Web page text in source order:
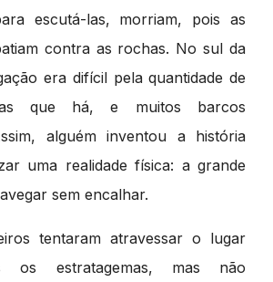
escutá-las, morriam, pois as
contra as rochas. No sul da
era difícil pela quantidade de
que há, e muitos barcos
alguém inventou a história
uma realidade física: a grande
sem encalhar.
tentaram atravessar o lugar
os estratagemas, mas não